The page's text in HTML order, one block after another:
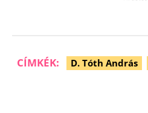
CÍMKÉK: D. Tóth András